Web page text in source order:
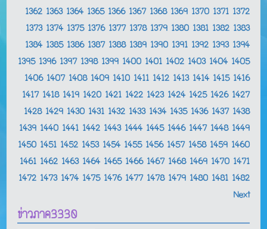
1362 1363 1364 1365 1366 1367 1368 1369 1370 1371 1372
1373 1374 1375 1376 1377 1378 1379 1380 1381 1382 1383
1384 1385 1386 1387 1388 1389 1390 1391 1392 1393 1394
1395 1396 1397 1398 1399 1400 1401 1402 1403 1404 1405
1406 1407 1408 1409 1410 1411 1412 1413 1414 1415 1416
1417 1418 1419 1420 1421 1422 1423 1424 1425 1426 1427
1428 1429 1430 1431 1432 1433 1434 1435 1436 1437 1438
1439 1440 1441 1442 1443 1444 1445 1446 1447 1448 1449
1450 1451 1452 1453 1454 1455 1456 1457 1458 1459 1460
1461 1462 1463 1464 1465 1466 1467 1468 1469 1470 1471
1472 1473 1474 1475 1476 1477 1478 1479 1480 1481 1482
Next
ข่าวภาค3330